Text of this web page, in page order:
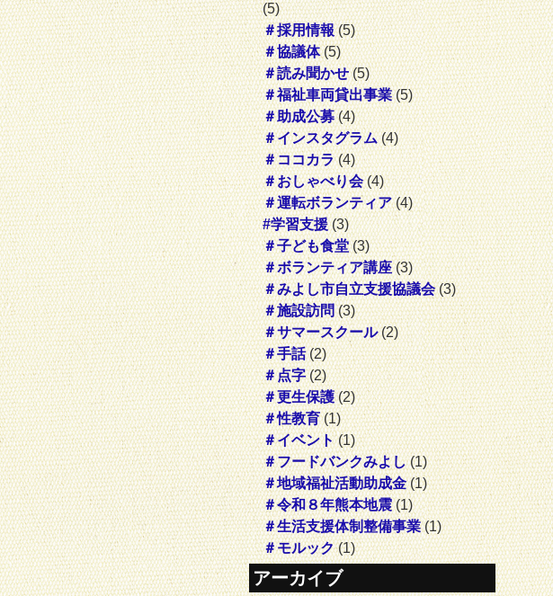
(5)
＃採用情報(5)
＃協議体(5)
＃読み聞かせ(5)
＃福祉車両貸出事業(5)
＃助成公募(4)
＃インスタグラム(4)
＃ココカラ(4)
＃おしゃべり会(4)
＃運転ボランティア(4)
#学習支援(3)
＃子ども食堂(3)
＃ボランティア講座(3)
＃みよし市自立支援協議会(3)
＃施設訪問(3)
＃サマースクール(2)
＃手話(2)
＃点字(2)
＃更生保護(2)
＃性教育(1)
＃イベント(1)
＃フードバンクみよし(1)
＃地域福祉活動助成金(1)
＃令和８年熊本地震(1)
＃生活支援体制整備事業(1)
＃モルック(1)
アーカイブ